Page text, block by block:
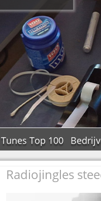
Tunes Top 100
Radiojingles